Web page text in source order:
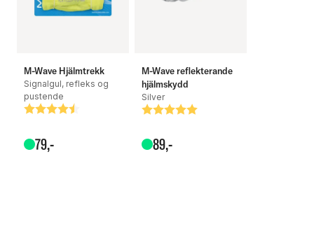
M-Wave Hjälmtrekk
Signalgul, refleks og
pustende
Betyg:
4.6 utav 5 stjärnor
79,-
M-Wave reflekterande
hjälmskydd
Silver
Betyg:
5.0 utav 5 stjärnor
89,-